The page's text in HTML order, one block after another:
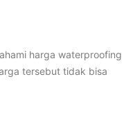
harga waterproofing
tersebut tidak bisa